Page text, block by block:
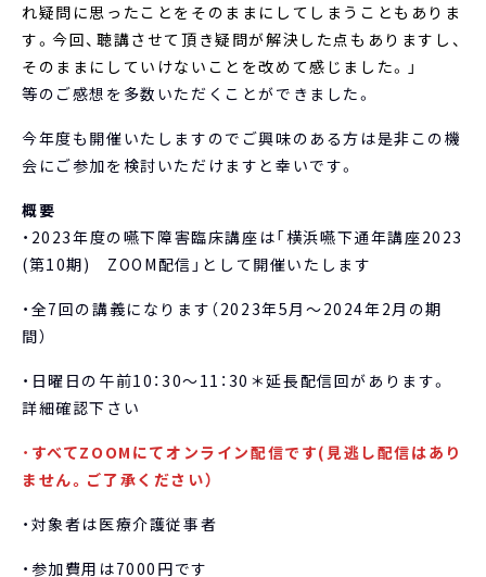
れ疑問に思ったことをそのままにしてしまうこともありま
す。今回、聴講させて頂き疑問が解決した点もありますし、
そのままにしていけないことを改めて感じました。」
等のご感想を多数いただくことができました。
今年度も開催いたしますのでご興味のある方は是非この機
会にご参加を検討いただけますと幸いです。
概要
・2023年度の嚥下障害臨床講座は「横浜嚥下通年講座2023
(第10期) ZOOM配信」として開催いたします
・全7回の講義になります（2023年5月～2024年2月の期
間）
・日曜日の午前10：30～11：30＊延長配信回があります。
詳細確認下さい
・ すべてZOOMにてオンライン配信です(見逃し配信はあり
ません。ご了承ください）
・対象者は医療介護従事者
・参加費用は7000円です